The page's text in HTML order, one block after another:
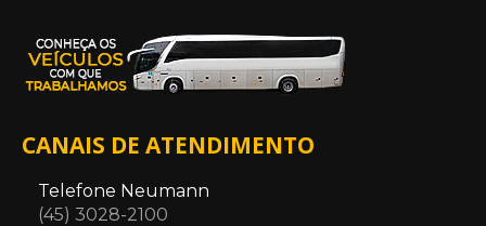
CANAIS DE ATENDIMENTO
Telefone Neumann
(45) 3028-2100